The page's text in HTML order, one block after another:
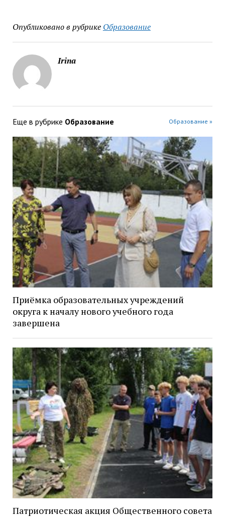
Опубликовано в рубрике Образование
Irina
Еще в рубрике Образование Образование »
Приёмка образовательных учреждений
округа к началу нового учебного года
завершена
Патриотическая акция Общественного совета